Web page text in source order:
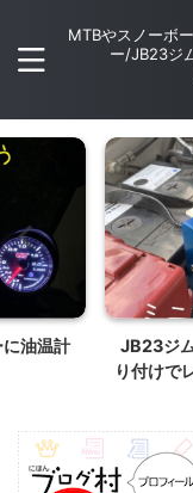
MTBやスノーボ
ー/JB23ジ
ン）取
スタッド
イヤ持